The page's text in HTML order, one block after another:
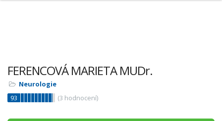
FERENCOVÁ MARIETA MUDr.
Neurologie
93
(3 hodnocení)